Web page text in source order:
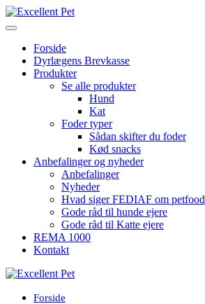
Forside
Dyrlægens Brevkasse
Produkter
Se alle produkter
Hund
Kat
Foder typer
Sådan skifter du foder
Kød snacks
Anbefalinger og nyheder
Anbefalinger
Nyheder
Hvad siger FEDIAF om petfood
Gode råd til hunde ejere
Gode råd til Katte ejere
REMA 1000
Kontakt
Forside